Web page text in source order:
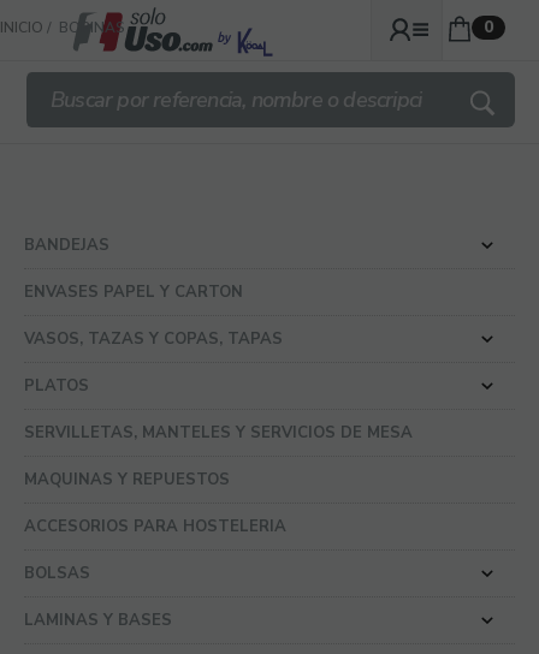
0
INICIO BOBINAS
BANDEJAS
ENVASES PAPEL Y CARTON
VASOS, TAZAS Y COPAS, TAPAS
PLATOS
SERVILLETAS, MANTELES Y SERVICIOS DE MESA
MAQUINAS Y REPUESTOS
ACCESORIOS PARA HOSTELERIA
BOLSAS
LAMINAS Y BASES